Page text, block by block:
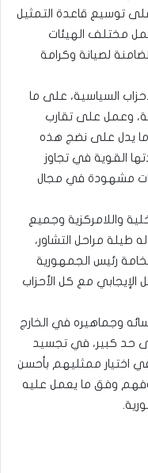
على توسيع قاعدة التمثيل
مختلف الهيئات
لصيانة وكرامة
السياسية، على ما
وعمل على تقارب
ما يدل على نضج هذه
القوية في تجاوز
مشهودة في مجال
واللامركزية وجميع
طيلة مراحل التشاور،
رئيس الجمهورية
مع كل الأحزاب
وجماهيره في الخارج
حد كبير، في تجسيد
اختيار ممثليهم بأحسن
وفق ما يعمل عليه